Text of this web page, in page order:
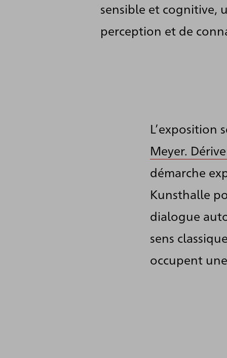
sensible et cognitive,
perception et de
L’exposition
Meyer.
démarche
Kunsthalle
dialogue
sens
occupent